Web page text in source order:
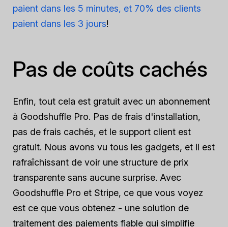
paient dans les 5 minutes, et 70% des clients
paient dans les 3 jours!
Pas de coûts cachés
Enfin, tout cela est gratuit avec un abonnement
à Goodshuffle Pro. Pas de frais d'installation,
pas de frais cachés, et le support client est
gratuit. Nous avons vu tous les gadgets, et il est
rafraîchissant de voir une structure de prix
transparente sans aucune surprise. Avec
Goodshuffle Pro et Stripe, ce que vous voyez
est ce que vous obtenez - une solution de
traitement des paiements fiable qui simplifie